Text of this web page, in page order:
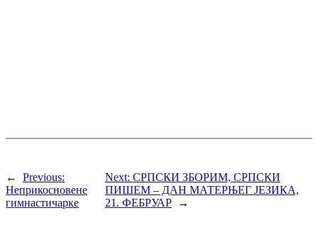
←
Previous:
Неприкосновене
гимнастичарке
Next: СРПСКИ ЗБОРИМ, СРПСКИ
ПИШЕМ – ДАН МАТЕРЊЕГ ЈЕЗИКА,
21. ФЕБРУАР
→